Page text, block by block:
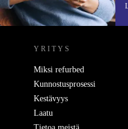
REFURBED SUOMI
YRITYS
Miksi refurbed
Kunnostusprosessi
Kestävyys
Laatu